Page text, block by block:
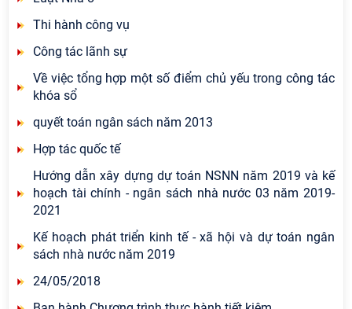
Thi hành công vụ
Công tác lãnh sự
Về việc tổng hợp một số điểm chủ yếu trong công tác
khóa sổ
quyết toán ngân sách năm 2013
Hợp tác quốc tế
Hướng dẫn xây dựng dự toán NSNN năm 2019 và kế
hoạch tài chính - ngân sách nhà nước 03 năm 2019-
2021
Kế hoạch phát triển kinh tế - xã hội và dự toán ngân
sách nhà nước năm 2019
24/05/2018